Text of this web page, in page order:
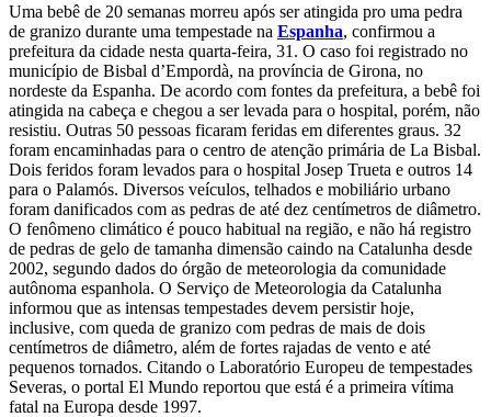
Uma bebê de 20 semanas morreu após ser atingida pro uma pedra
de granizo durante uma tempestade na Espanha, confirmou a
prefeitura da cidade nesta quarta-feira, 31. O caso foi registrado no
município de Bisbal d’Empordà, na província de Girona, no
nordeste da Espanha. De acordo com fontes da prefeitura, a bebê foi
atingida na cabeça e chegou a ser levada para o hospital, porém, não
resistiu. Outras 50 pessoas ficaram feridas em diferentes graus. 32
foram encaminhadas para o centro de atenção primária de La Bisbal.
Dois feridos foram levados para o hospital Josep Trueta e outros 14
para o Palamós. Diversos veículos, telhados e mobiliário urbano
foram danificados com as pedras de até dez centímetros de diâmetro.
O fenômeno climático é pouco habitual na região, e não há registro
de pedras de gelo de tamanha dimensão caindo na Catalunha desde
2002, segundo dados do órgão de meteorologia da comunidade
autônoma espanhola. O Serviço de Meteorologia da Catalunha
informou que as intensas tempestades devem persistir hoje,
inclusive, com queda de granizo com pedras de mais de dois
centímetros de diâmetro, além de fortes rajadas de vento e até
pequenos tornados. Citando o Laboratório Europeu de tempestades
Severas, o portal El Mundo reportou que está é a primeira vítima
fatal na Europa desde 1997.